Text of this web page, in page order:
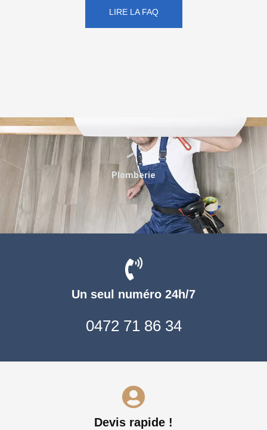
LIRE LA FAQ
Un seul numéro 24h/7
0472 71 86 34
Devis rapide !
Plomberie